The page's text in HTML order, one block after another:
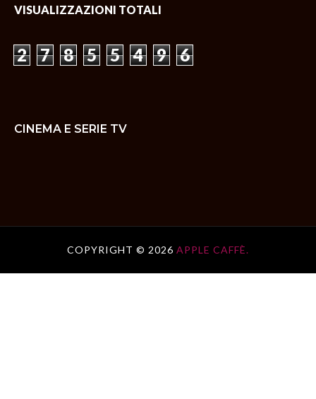
VISUALIZZAZIONI TOTALI
2 7 8 5 5 4 9 6
CINEMA E SERIE TV
COPYRIGHT © 2026 APPLE CAFFÈ.